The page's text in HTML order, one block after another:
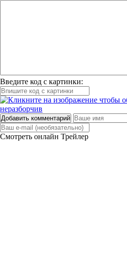
Введите код с картинки:
Добавить комментарий
Смотреть онлайн Трейлер